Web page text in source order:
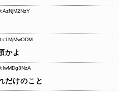
かよ
だけのこと